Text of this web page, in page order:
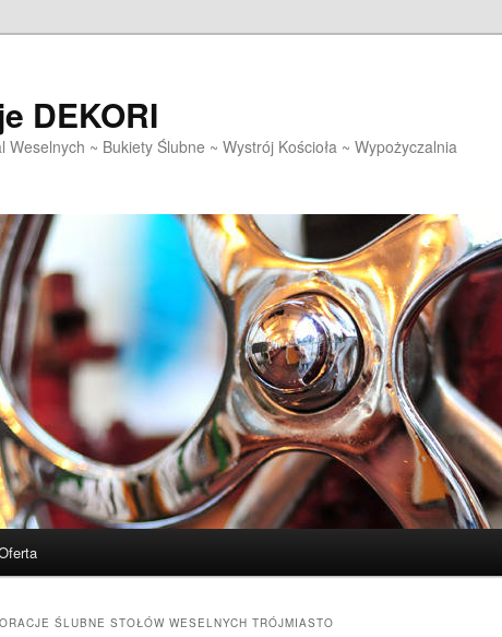
DEKORI
Weselnych ~ Bukiety Ślubne ~ Wystrój Kościoła ~ Wypożyczalnia
ŚLUBNE STOŁÓW WESELNYCH TRÓJMIASTO